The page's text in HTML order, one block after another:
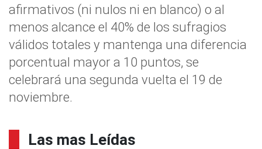
afirmativos (ni nulos ni en blanco) o al
menos alcance el 40% de los sufragios
válidos totales y mantenga una diferencia
porcentual mayor a 10 puntos, se
celebrará una segunda vuelta el 19 de
noviembre.
Las mas Leídas